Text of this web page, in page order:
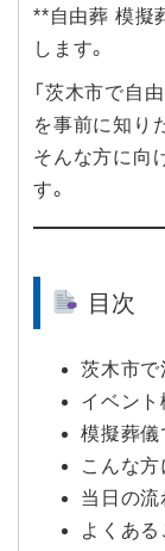
**自由葬 模擬
します。
「茨木市で自
を事前に知り
そんな方に向
す。
目次
茨木市で
イベント
模擬葬儀
こんな
当日の流
よくある